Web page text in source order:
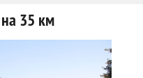
на 35 км